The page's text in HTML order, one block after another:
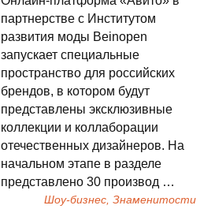
партнерстве с Институтом
развития моды Beinopen
запускает специальные
пространство для российских
брендов, в котором будут
представлены эксклюзивные
коллекции и коллаборации
отечественных дизайнеров. На
начальном этапе в разделе
представлено 30 производ …
Шоу-бизнес, Знаменитости